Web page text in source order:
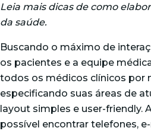
Leia mais dicas de como
da saúde.
Buscando o máximo de
os pacientes e a equipe
todos os médicos clínicos por
especificando suas áreas de
layout simples e user-friendly.
possível encontrar telefones,